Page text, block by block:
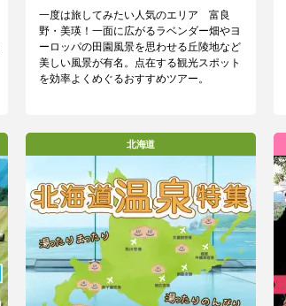
一度は旅してみたい人気のエリア 富良
野・美瑛！一面に広がるラベンダー畑やヨ
ーロッパの田園風景を思わせる丘陵地など
美しい風景が有名。点在する観光スポット
を効率よくめぐるおすすめツアー。
北海道